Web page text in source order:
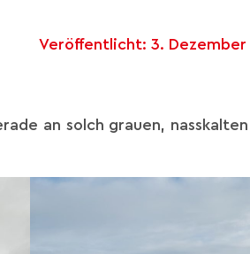
Veröffentlicht: 3.
an solch grauen,